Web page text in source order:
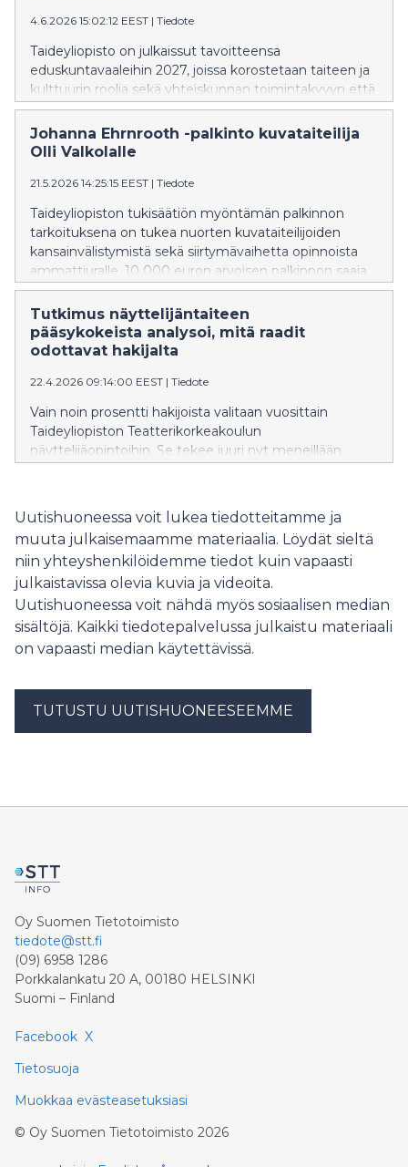
4.6.2026 15:02:12 EEST | Tiedote
Taideyliopisto on julkaissut tavoitteensa
eduskuntavaaleihin 2027, joissa korostetaan taiteen ja
kulttuurin roolia sekä yhteiskunnan toimintakyvyn että
talouden uudistumisen perustana.
Johanna Ehrnrooth -palkinto kuvataiteilija
Olli Valkolalle
21.5.2026 14:25:15 EEST | Tiedote
Taideyliopiston tukisäätiön myöntämän palkinnon
tarkoituksena on tukea nuorten kuvataiteilijoiden
kansainvälistymistä sekä siirtymävaihetta opinnoista
ammattiuralle. 10 000 euron arvoisen palkinnon saaja
valitaan vuosittain Kuvan Kevät -maisterinäyttelyn
taiteilijoiden joukosta.
Tutkimus näyttelijäntaiteen
pääsykokeista analysoi, mitä raadit
odottavat hakijalta
22.4.2026 09:14:00 EEST | Tiedote
Vain noin prosentti hakijoista valitaan vuosittain
Taideyliopiston Teatterikorkeakoulun
näyttelijäopintoihin. Se tekee juuri nyt meneillään
käynnistettiin tutkimus, jossa seurattiin valintaraatien
työskentelyä ja haastateltiin niiden jäseniä. Tutkimus
piirtää kuvaa siitä, millaista on 2020-luvun ihanteellinen
näyttelijyys.
Uutishuoneessa voit lukea tiedotteitamme ja
muuta julkaisemaamme materiaalia. Löydät sieltä
niin yhteyshenkilöidemme tiedot kuin vapaasti
julkaistavissa olevia kuvia ja videoita.
Uutishuoneessa voit nähdä myös sosiaalisen median
sisältöjä. Kaikki tiedotepalvelussa julkaistu materiaali
on vapaasti median käytettävissä.
TUTUSTU UUTISHUONEESEEMME
Oy Suomen Tietotoimisto
tiedote@stt.fi
(09) 6958 1286
Porkkalankatu 20 A, 00180 HELSINKI
Suomi – Finland
Facebook X
Tietosuoja
Muokkaa evästeasetuksiasi
© Oy Suomen Tietotoimisto 2026